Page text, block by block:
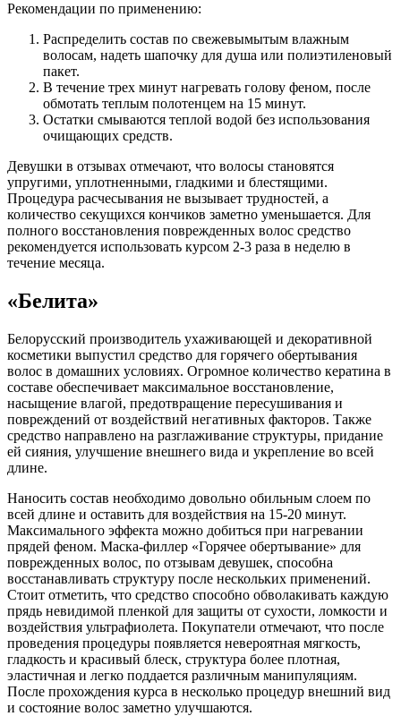
Рекомендации по применению:
Распределить состав по свежевымытым влажным
волосам, надеть шапочку для душа или полиэтиленовый
пакет.
В течение трех минут нагревать голову феном, после
обмотать теплым полотенцем на 15 минут.
Остатки смываются теплой водой без использования
очищающих средств.
Девушки в отзывах отмечают, что волосы становятся
упругими, уплотненными, гладкими и блестящими.
Процедура расчесывания не вызывает трудностей, а
количество секущихся кончиков заметно уменьшается. Для
полного восстановления поврежденных волос средство
рекомендуется использовать курсом 2-3 раза в неделю в
течение месяца.
«Белита»
Белорусский производитель ухаживающей и декоративной
косметики выпустил средство для горячего обертывания
волос в домашних условиях. Огромное количество кератина в
составе обеспечивает максимальное восстановление,
насыщение влагой, предотвращение пересушивания и
повреждений от воздействий негативных факторов. Также
средство направлено на разглаживание структуры, придание
ей сияния, улучшение внешнего вида и укрепление во всей
длине.
Наносить состав необходимо довольно обильным слоем по
всей длине и оставить для воздействия на 15-20 минут.
Максимального эффекта можно добиться при нагревании
прядей феном. Маска-филлер «Горячее обертывание» для
поврежденных волос, по отзывам девушек, способна
восстанавливать структуру после нескольких применений.
Стоит отметить, что средство способно обволакивать каждую
прядь невидимой пленкой для защиты от сухости, ломкости и
воздействия ультрафиолета. Покупатели отмечают, что после
проведения процедуры появляется невероятная мягкость,
гладкость и красивый блеск, структура более плотная,
эластичная и легко поддается различным манипуляциям.
После прохождения курса в несколько процедур внешний вид
и состояние волос заметно улучшаются.